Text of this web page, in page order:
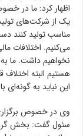
اظهار کرد: ما در
یک از شرکت‌های
مناسب تولید کنند
می‌کنیم. اختلافات
نخواهیم داشت. ما
هستیم البته اختلاف
این نباید به گونه‌ای
وی در خصوص
سئول گفت: بخش